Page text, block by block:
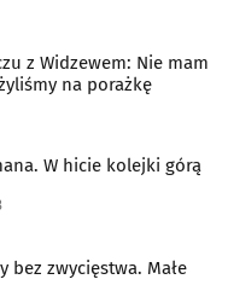
z Widzewem: Nie mam
na porażkę
W hicie kolejki górą
bez zwycięstwa. Małe